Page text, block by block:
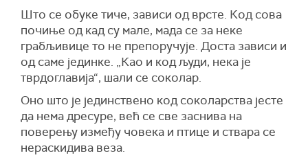
Што се обуке тиче, зависи од врсте. Код сова
почиње од кад су мале, мада се за неке
грабљивице то не препоручује. Доста зависи и
од саме јединке. „Као и код људи, нека је
тврдоглавија“, шали се соколар.
Оно што је јединствено код соколарства јесте
да нема дресуре, већ се све заснива на
поверењу између човека и птице и ствара се
нераскидива веза.